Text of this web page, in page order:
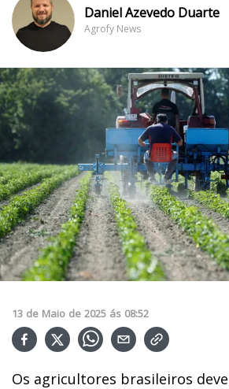
Daniel Azevedo Duarte
Agrofy News
13 de Maio de 2025 ás 08:52
Os agricultores brasileiros